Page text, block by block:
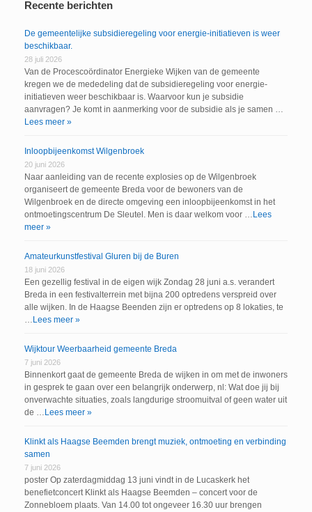
Recente berichten
De gemeentelijke subsidieregeling voor energie-initiatieven is weer
beschikbaar.
28 juli 2026
Van de Procescoördinator Energieke Wijken van de gemeente
kregen we de mededeling dat de subsidieregeling voor energie-
initiatieven weer beschikbaar is. Waarvoor kun je subsidie
aanvragen? Je komt in aanmerking voor de subsidie als je samen …
Lees meer »
Inloopbijeenkomst Wilgenbroek
20 juni 2026
Naar aanleiding van de recente explosies op de Wilgenbroek
organiseert de gemeente Breda voor de bewoners van de
Wilgenbroek en de directe omgeving een inloopbijeenkomst in het
ontmoetingscentrum De Sleutel. Men is daar welkom voor … Lees
meer »
Amateurkunstfestival Gluren bij de Buren
18 juni 2026
Een gezellig festival in de eigen wijk Zondag 28 juni a.s. verandert
Breda in een festivalterrein met bijna 200 optredens verspreid over
alle wijken. In de Haagse Beenden zijn er optredens op 8 lokaties, te
… Lees meer »
Wijktour Weerbaarheid gemeente Breda
7 juni 2026
Binnenkort gaat de gemeente Breda de wijken in om met de inwoners
in gesprek te gaan over een belangrijk onderwerp, nl: Wat doe jij bij
onverwachte situaties, zoals langdurige stroomuitval of geen water uit
de … Lees meer »
Klinkt als Haagse Beemden brengt muziek, ontmoeting en verbinding
samen
7 juni 2026
poster Op zaterdagmiddag 13 juni vindt in de Lucaskerk het
benefietconcert Klinkt als Haagse Beemden – concert voor de
Zonnebloem plaats. Van 14.00 tot ongeveer 16.30 uur brengen